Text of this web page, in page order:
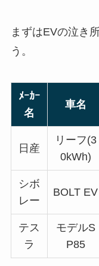
まずはEVの泣き
う。
ﾒｰｶｰ
名
車名
日産
リーフ(3
0kWh)
シボ
レー
BOLT EV
テス
ラ
モデルS
P85